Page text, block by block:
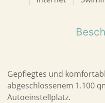
Gepflegtes und
abgeschlossenem 1.100
Autoeinstellplatz.